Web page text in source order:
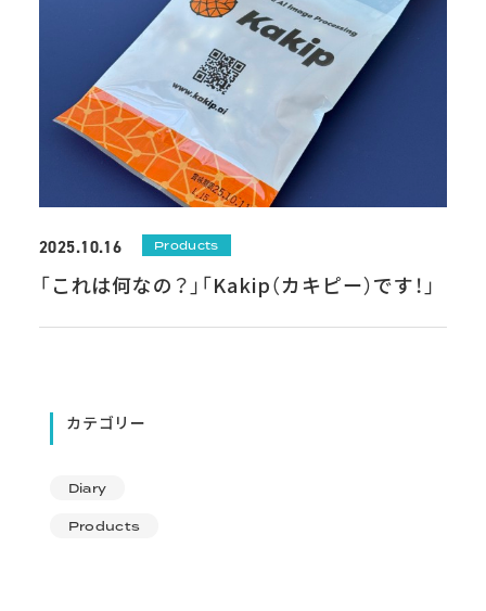
2025.10.16 Products
「これは何なの？」「Kakip（カキピー）です！」
カテゴリー
Diary
Products